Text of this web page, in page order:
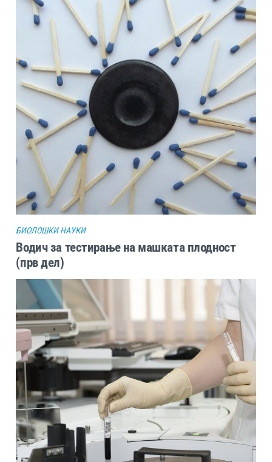
БИОЛОШКИ НАУКИ
Водич за тестирање на машката плодност
(прв дел)